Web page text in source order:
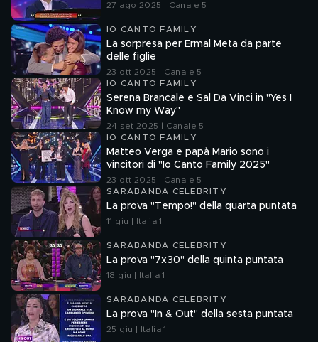
27 ago 2025 | Canale 5
IO CANTO FAMILY
La sorpresa per Ermal Meta da parte
delle figlie
23 ott 2025 | Canale 5
IO CANTO FAMILY
Serena Brancale e Sal Da Vinci in "Yes I
Know my Way"
24 set 2025 | Canale 5
IO CANTO FAMILY
Matteo Verga e papà Mario sono i
vincitori di "Io Canto Family 2025"
23 ott 2025 | Canale 5
SARABANDA CELEBRITY
La prova "Tempo!" della quarta puntata
11 giu | Italia 1
SARABANDA CELEBRITY
La prova "7x30" della quinta puntata
18 giu | Italia 1
SARABANDA CELEBRITY
La prova "In & Out" della sesta puntata
25 giu | Italia 1